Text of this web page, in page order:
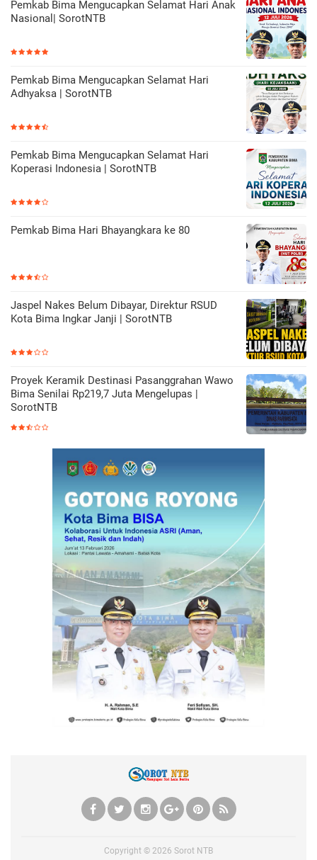
Pemkab Bima Mengucapkan Selamat Hari Anak
Nasional| SorotNTB
Pemkab Bima Mengucapkan Selamat Hari
Adhyaksa | SorotNTB
Pemkab Bima Mengucapkan Selamat Hari
Koperasi Indonesia | SorotNTB
Pemkab Bima Hari Bhayangkara ke 80
Jaspel Nakes Belum Dibayar, Direktur RSUD
Kota Bima Ingkar Janji | SorotNTB
Proyek Keramik Destinasi Pasanggrahan Wawo
Bima Senilai Rp219,7 Juta Mengelupas |
SorotNTB
Copyright © 2026 Sorot NTB